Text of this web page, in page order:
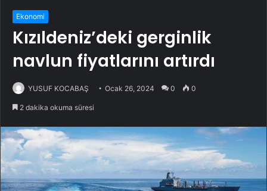
Ekonomi
Kızıldeniz’deki gerginlik
navlun fiyatlarını artırdı
YUSUF KOCABAŞ Ocak 26, 2024 0 0
2 dakika okuma süresi